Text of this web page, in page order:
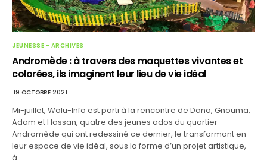
JEUNESSE - ARCHIVES
Andromède : à travers des maquettes vivantes et
colorées, ils imaginent leur lieu de vie idéal
19 OCTOBRE 2021
Mi-juillet, Wolu-Info est parti à la rencontre de Dana, Gnouma,
Adam et Hassan, quatre des jeunes ados du quartier
Andromède qui ont redessiné ce dernier, le transformant en
leur espace de vie idéal, sous la forme d’un projet artistique,
à…